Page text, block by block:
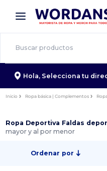
× App de Wordans
¡Mejores precios en
Hola, Selecciona tu
Inicio Ropa básica | Complementos
Ropa Deportiva Faldas
mayor y al por menor
Ordenar por